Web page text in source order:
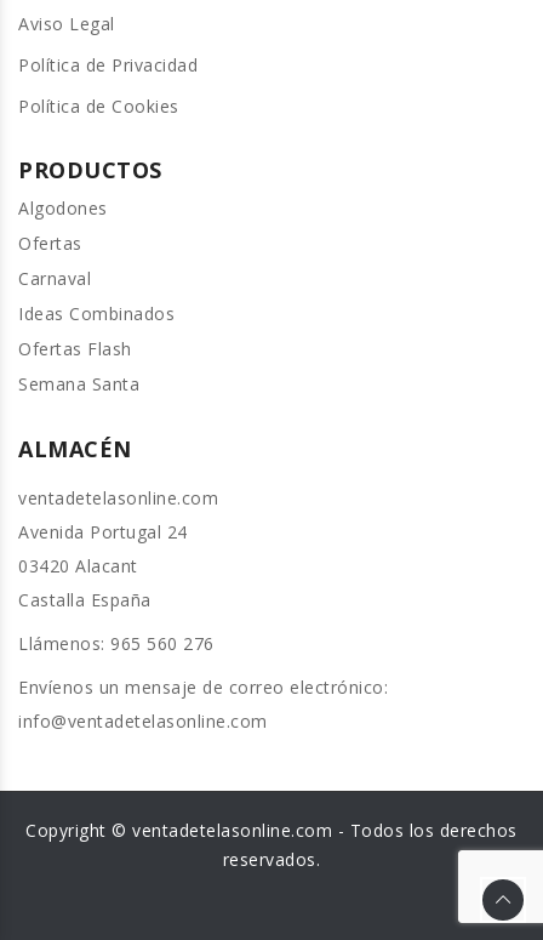
Aviso Legal
Política de Privacidad
Política de Cookies
PRODUCTOS
Algodones
Ofertas
Carnaval
Ideas Combinados
Ofertas Flash
Semana Santa
ALMACÉN
ventadetelasonline.com
Avenida Portugal 24
03420 Alacant
Castalla España
Llámenos: 965 560 276
Envíenos un mensaje de correo electrónico:
info@ventadetelasonline.com
Copyright © ventadetelasonline.com - Todos los derechos
reservados.